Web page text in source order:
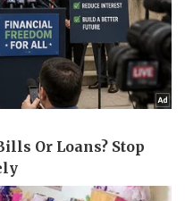
Vũ khí
Việt Nam
Phân tích